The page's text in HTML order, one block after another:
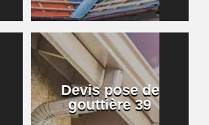
Devis pose de
gouttière 39